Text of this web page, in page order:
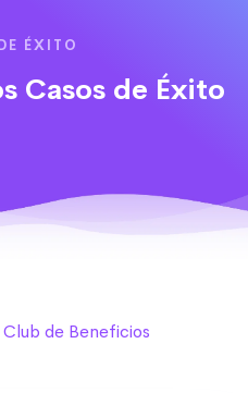
ÉXITO
Casos de Éxito
Club de Beneficios